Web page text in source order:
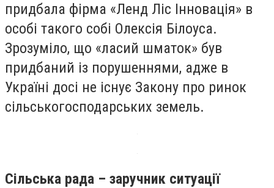
придбала фірма «Ленд Ліс Інновація» в
особі такого собі Олексія Білоуса.
Зрозуміло, що «ласий шматок» був
придбаний із порушеннями, адже в
Україні досі не існує Закону про ринок
сільськогосподарських земель.
Сільська рада – заручник ситуації